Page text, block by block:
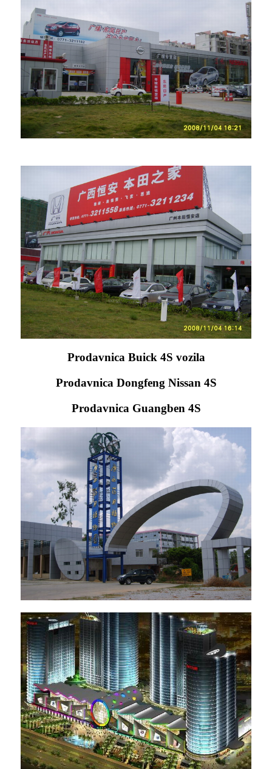
Prodavnica Buick 4S vozila
Prodavnica Dongfeng Nissan 4S
Prodavnica Guangben 4S